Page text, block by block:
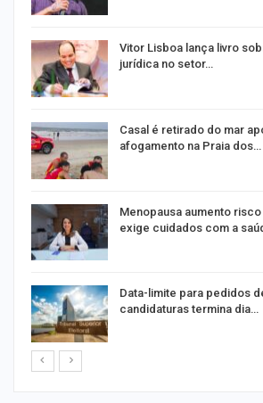
Vitor Lisboa lança livro
jurídica no setor…
Casal é retirado do mar
afogamento na Praia dos…
Menopausa aumento
exige cuidados com a
Data-limite para pedidos
candidaturas termina dia…